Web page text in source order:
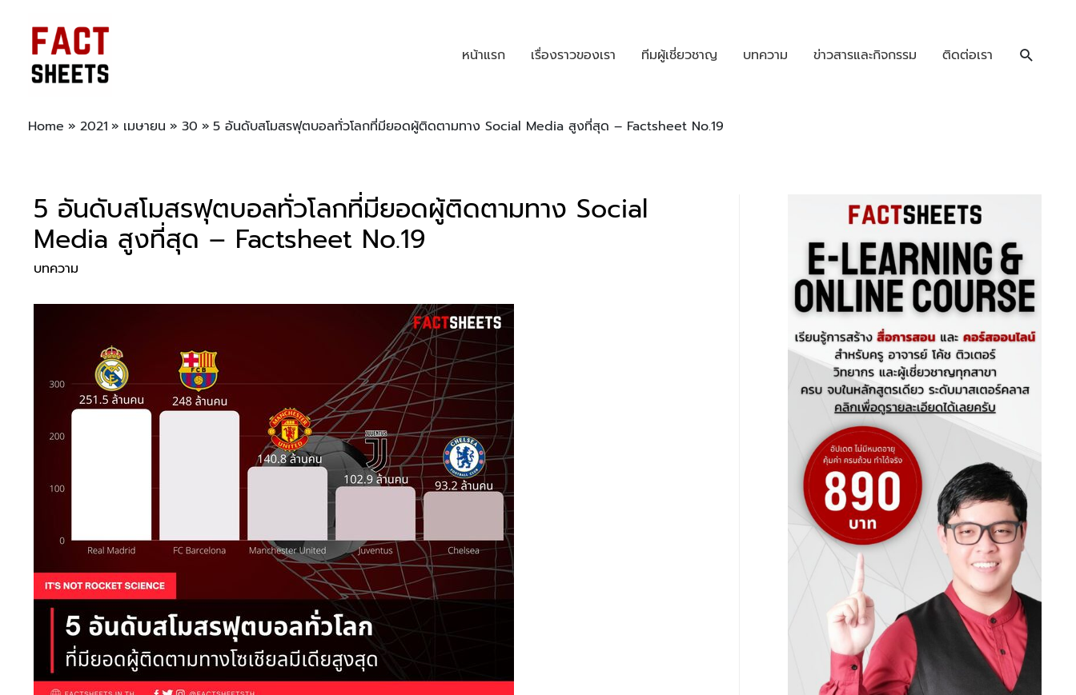
หน้าแรก เรื่องราวของเรา ทีมผู้เชี่ยวชาญ บทความ ข่าวสารและกิจกรรม ติดต่อเรา
Home 2021 เมษายน 30 5 อันดับสโมสรฟุตบอลทั่วโลกที่มียอดผู้ติดตามทาง Social Media สูงที่สุด – Factsheet No.19
5 อันดับสโมสรฟุตบอลทั่วโลกที่มียอดผู้ติดตามทาง Social
Media สูงที่สุด – Factsheet No.19
บทความ